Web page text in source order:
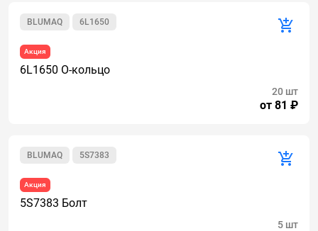
6L1650
BLUMAQ
Акция
6L1650 О-кольцо
от 81 ₽
20 шт
5S7383
BLUMAQ
Акция
5S7383 Болт
5 шт